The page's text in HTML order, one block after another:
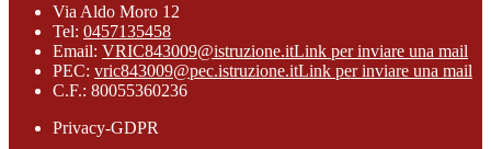
Via Aldo Moro 12
Tel: 0457135458
Email: VRIC843009@istruzione.itLink per inviare una mail
PEC: vric843009@pec.istruzione.itLink per inviare una mail
C.F.: 80055360236
Privacy-GDPR